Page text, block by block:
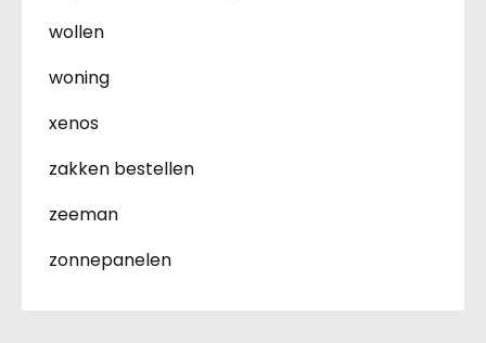
wollen
woning
xenos
zakken bestellen
zeeman
zonnepanelen